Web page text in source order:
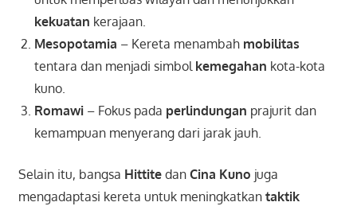
kekuatan kerajaan.
Mesopotamia – Kereta menambah mobilitas
tentara dan menjadi simbol kemegahan kota-kota
kuno.
Romawi– Fokus pada perlindungan prajurit dan
kemampuan menyerang dari jarak jauh.
Selain itu, bangsa Hittitedan Cina Kuno juga
mengadaptasi kereta untuk meningkatkan taktik